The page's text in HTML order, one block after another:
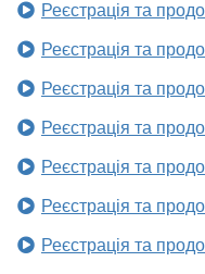
Реєстрація та
Реєстрація та
Реєстрація та
Реєстрація та
Реєстрація та
Реєстрація та
Реєстрація та